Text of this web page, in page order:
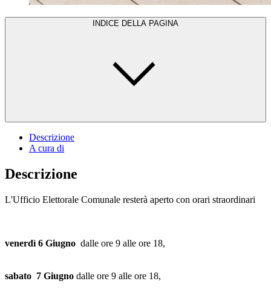
INDICE DELLA PAGINA
Descrizione
A cura di
Descrizione
L'Ufficio Elettorale Comunale resterà aperto con orari straordinari
venerdì 6 Giugno dalle ore 9 alle ore 18,
sabato 7 Giugno dalle ore 9 alle ore 18,